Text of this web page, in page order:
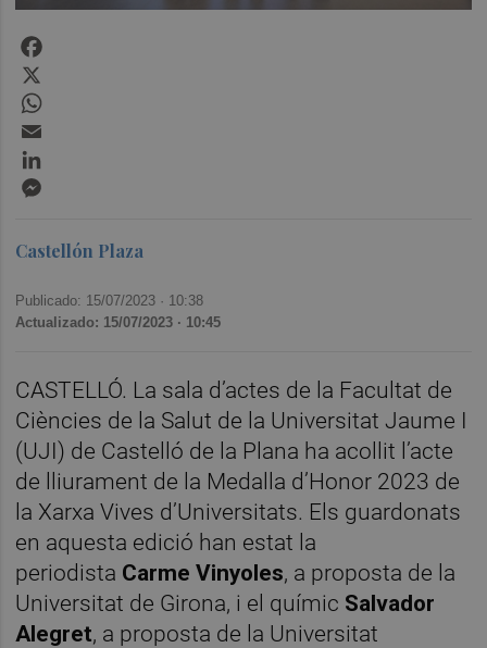
Castellón Plaza
Publicado: 15/07/2023 · 10:38
Actualizado: 15/07/2023 · 10:45
CASTELLÓ. La sala d’actes de la Facultat de
Ciències de la Salut de la Universitat Jaume I
(UJI) de Castelló de la Plana ha acollit l’acte
de lliurament de la Medalla d’Honor 2023 de
la Xarxa Vives d’Universitats. Els guardonats
en aquesta edició han estat la
periodista Carme Vinyoles, a proposta de la
Universitat de Girona, i el químic Salvador
Alegret, a proposta de la Universitat